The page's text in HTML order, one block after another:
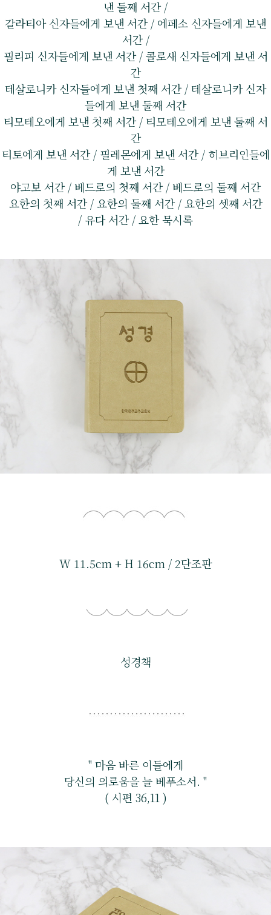
낸 둘째 서간 /
갈라티아 신자들에게 보낸 서간 / 에페소 신자들에게 보낸
서간 /
필리피 신자들에게 보낸 서간 / 콜로새 신자들에게 보낸 서
간
테살로니카 신자들에게 보낸 첫째 서간 / 테살로니카 신자
들에게 보낸 둘째 서간
티모테오에게 보낸 첫째 서간 / 티모테오에게 보낸 둘째 서
간
티토에게 보낸 서간 / 필레몬에게 보낸 서간 / 히브리인들에
게 보낸 서간
야고보 서간 / 베드로의 첫째 서간 / 베드로의 둘째 서간
요한의 첫째 서간 / 요한의 둘째 서간 / 요한의 셋째 서간
/ 유다 서간 / 요한 묵시록
W 11.5cm + H 16cm / 2단조판
성경책
" 마음 바른 이들에게
당신의 의로움을 늘 베푸소서. "
( 시편 36,11 )